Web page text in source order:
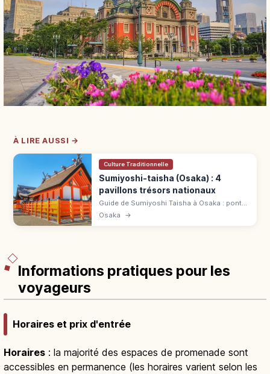
À LIRE AUSSI →
Culture Traditionnelle
Sumiyoshi-taisha (Osaka) : 4
pavillons trésors nationaux
Guide de Sumiyoshi Taisha à Osaka : pont
Taiko, quatre pavillons Trésors nationaux et
Osaka →
Informations pratiques pour les
voyageurs
Horaires et prix d'entrée
Horaires : la majorité des espaces de promenade sont
accessibles en permanence (les horaires varient selon les